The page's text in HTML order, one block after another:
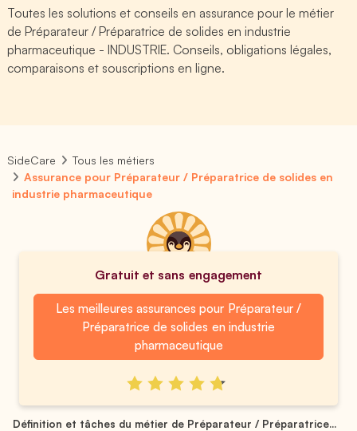
Toutes les solutions et conseils en assurance pour le métier
de Préparateur / Préparatrice de solides en industrie
pharmaceutique - INDUSTRIE. Conseils, obligations légales,
comparaisons et souscriptions en ligne.
SideCare
Tous les métiers
Assurance pour Préparateur / Préparatrice de solides en
industrie pharmaceutique
Gratuit et sans engagement
Les meilleures assurances pour Préparateur /
Préparatrice de solides en industrie
pharmaceutique
Définition et tâches du métier de Préparateur / Préparatrice...